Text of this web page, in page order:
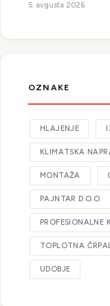
5. avgusta 2026
OZNAKE
HLAJENJE
KLIMATSKA
MONTAŽA
PAJNTAR D.O.O.
PROFESIONALNE
TOPLOTNA
UDOBJE